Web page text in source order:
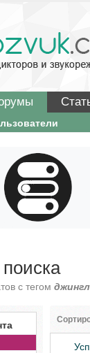
с тегомджингл